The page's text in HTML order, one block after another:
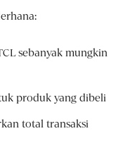
sebanyak mungkin
produk yang dibeli
total transaksi